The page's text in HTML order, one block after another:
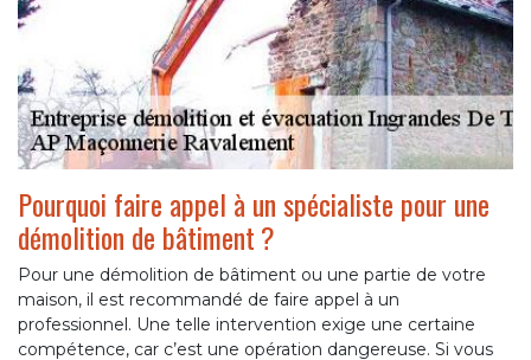
Pourquoi faire appel à un spécialiste pour une
démolition de bâtiment ?
Pour une démolition de bâtiment ou une partie de votre
maison, il est recommandé de faire appel à un
professionnel. Une telle intervention exige une certaine
compétence, car c’est une opération dangereuse. Si vous